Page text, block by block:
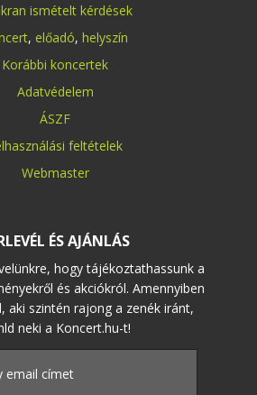
ismételt kérdések
, előadó, helyszín
Korábbi koncertek
Adatvédelem
ÁSZF
feltételek
Webmaster
ÉS AJÁNLÁS
hogy tájékoztathassunk a
és akciókról. Amennyiben
aki szintén rajong a zenék iránt,
neki a Koncert.hu-t!